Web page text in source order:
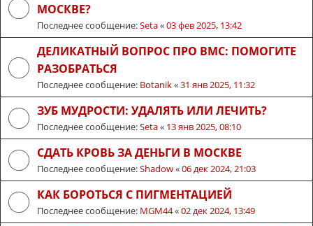
МОСКВЕ?
Последнее сообщение:Seta«03 фев 2025, 13:42
ДЕЛИКАТНЫЙ ВОПРОС ПРО ВМС: ПОМОГИТЕ
РАЗОБРАТЬСЯ
Последнее сообщение: Botanik«31 янв 2025, 11:32
ЗУБ МУДРОСТИ: УДАЛЯТЬ ИЛИ ЛЕЧИТЬ?
Последнее сообщение:Seta« 13 янв 2025, 08:10
СДАТЬ КРОВЬ ЗА ДЕНЬГИ В МОСКВЕ
Последнее сообщение:Shadow«06 дек 2024, 21:03
КАК БОРОТЬСЯ С ПИГМЕНТАЦИЕЙ
Последнее сообщение: MGM44«02 дек 2024, 13:49